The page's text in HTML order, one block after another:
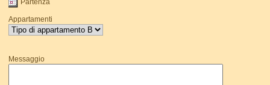
Partenza
Appartamenti
Messaggio